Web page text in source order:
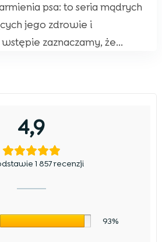
psa: to seria mądrych
jego zdrowie i
zaznaczamy, że...
4,9
1 857 recenzji
93%